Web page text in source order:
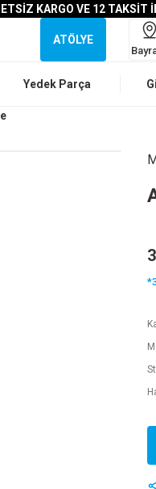
KARGO VE 12 TAKSİT
ATÖLYE
Yedek Parça